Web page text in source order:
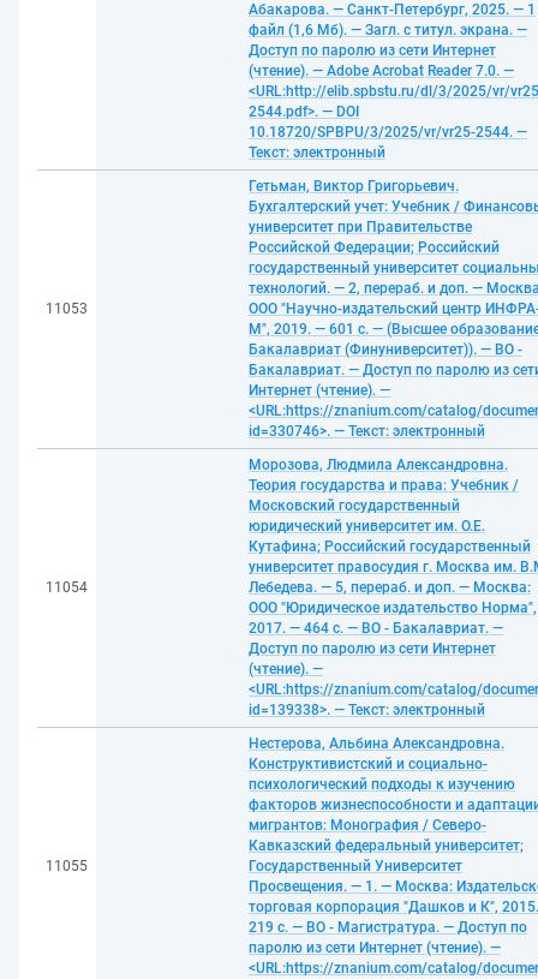
Абакарова. — Санкт-Петербург, 2025. — 1
файл (1,6 Мб). — Загл. с титул. экрана. —
Доступ по паролю из сети Интернет
(чтение). — Adobe Acrobat Reader 7.0. —
<URL:http://elib.spbstu.ru/dl/3/2025/vr/
2544.pdf>. — DOI
10.18720/SPBPU/3/2025/vr/vr25-2544. —
Текст: электронный
11053
Гетьман, Виктор Григорьевич.
Бухгалтерский учет: Учебник /
университет при Правительстве
Российской Федерации; Российский
государственный университет
технологий. — 2, перераб. и доп. —
ООО "Научно-издательский центр
М", 2019. — 601 с. — (Высшее
Бакалавриат (Финуниверситет)). — ВО -
Бакалавриат. — Доступ по паролю из
Интернет (чтение). —
<URL:https://znanium.com/catalog/
id=330746>. — Текст: электронный
11054
Морозова, Людмила Александровна.
Теория государства и права: Учебник /
Московский государственный
юридический университет им. О.Е.
Кутафина; Российский государственный
университет правосудия г. Москва им.
Лебедева. — 5, перераб. и доп. — Москва:
ООО "Юридическое издательство Норма",
2017. — 464 с. — ВО - Бакалавриат. —
Доступ по паролю из сети Интернет
(чтение). —
<URL:https://znanium.com/catalog/
id=139338>. — Текст: электронный
11055
Нестерова, Альбина Александровна.
Конструктивистский и социально-
психологический подходы к изучению
факторов жизнеспособности и
мигрантов: Монография / Северо-
Кавказский федеральный университет;
Государственный Университет
Просвещения. — 1. — Москва:
торговая корпорация "Дашков и К",
219 с. — ВО - Магистратура. — Доступ по
паролю из сети Интернет (чтение). —
<URL:https://znanium.com/catalog/